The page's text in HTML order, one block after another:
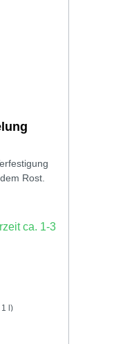
Rost.
ca. 1-3
l)